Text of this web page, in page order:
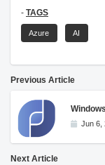
TAGS
Azure AI
Previous Article
Jun 6,
Next Article